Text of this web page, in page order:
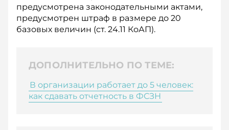
предусмотрена законодательными актами,
предусмотрен штраф в размере до 20
базовых величин (ст. 24.11 КоАП).
ДОПОЛНИТЕЛЬНО ПО ТЕМЕ:
В организации работает до 5 человек:
как сдавать отчетность в ФСЗН